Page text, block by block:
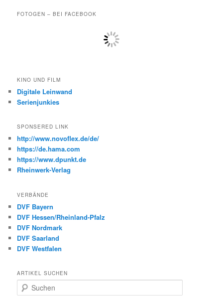
FOTOGEN – BEI FACEBOOK
KINO UND FILM
Digitale Leinwand
Serienjunkies
SPONSERED LINK
http://www.novoflex.de/de/
https://de.hama.com
https://www.dpunkt.de
Rheinwerk-Verlag
VERBÄNDE
DVF Bayern
DVF Hessen/Rheinland-Pfalz
DVF Nordmark
DVF Saarland
DVF Westfalen
ARTIKEL SUCHEN
u